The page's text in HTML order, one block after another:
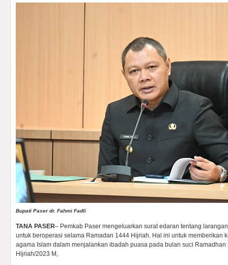
Bupati Paser dr. Fahmi Fadli
TANA PASER– Pemkab Paser mengeluarkan surat edaran tentang
untuk beroperasi selama Ramadan 1444 Hijriah. Hal ini untuk memberikan
agama Islam dalam menjalankan ibadah puasa pada bulan suci
Hijriah/2023 M,